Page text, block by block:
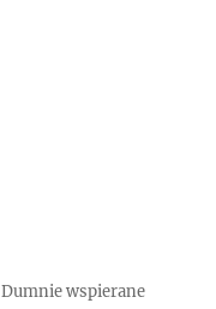
Dumnie wspierane